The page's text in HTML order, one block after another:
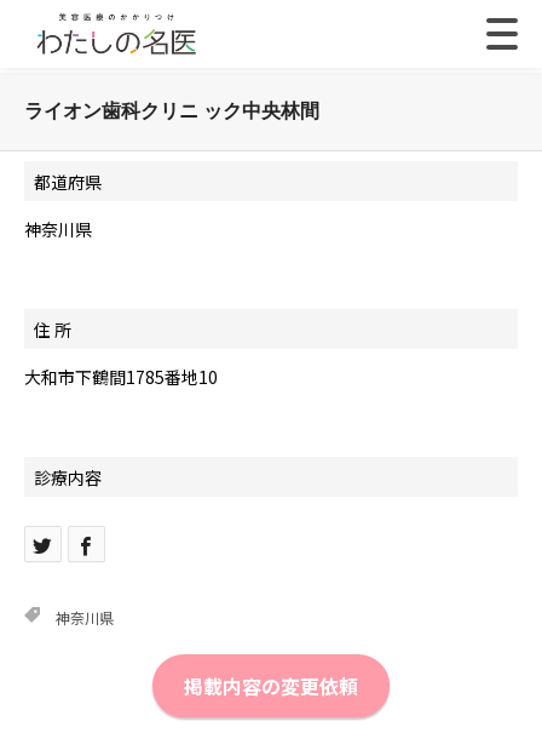
ライオン歯科クリニ ック中央林間
都道府県
神奈川県
住 所
大和市下鶴間1785番地10
診療内容
神奈川県
掲載内容の変更依頼